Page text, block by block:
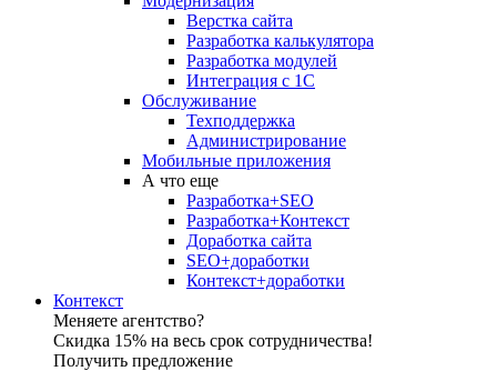
Верстка сайта
Разработка калькулятора
Разработка модулей
Интеграция с 1С
Обслуживание
Техподдержка
Администрирование
Мобильные приложения
А что еще
Разработка+SEO
Разработка+Контекст
Доработка сайта
SEO+доработки
Контекст+доработки
Контекст
Меняете агентство?
Скидка 15% на весь срок сотрудничества!
Получить предложение